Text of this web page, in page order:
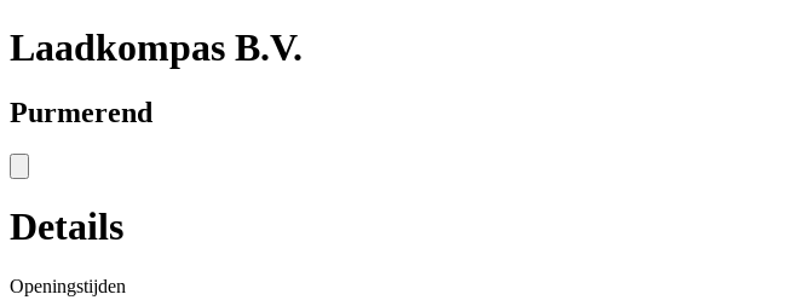
Laadkompas B.V.
Purmerend
Details
Openingstijden